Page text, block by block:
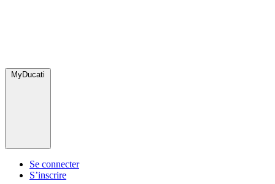
MyDucati
Se connecter
S’inscrire